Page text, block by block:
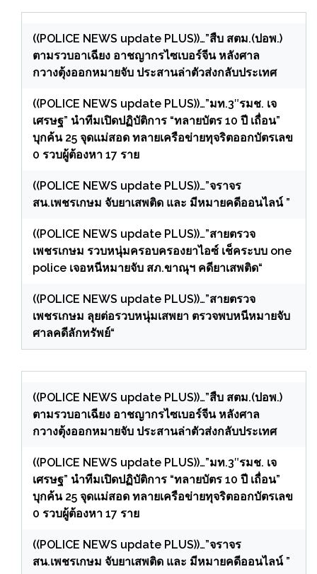
((POLICE NEWS update PLUS))…”สืบ สตม.(ปอพ.)
ตามรวบอาเฉียง อาชญากรไซเบอร์จีน หลังศาล
กวางตุ้งออกหมายจับ ประสานล่าตัวส่งกลับประเทศ
((POLICE NEWS update PLUS))…”มท.3″รมช. เจ
เศรษฐ” นำทีมเปิดปฏิบัติการ “ทลายบัตร 10 ปี เถื่อน”
บุกค้น 25 จุดแม่สอด ทลายเครือข่ายทุจริตออกบัตรเลข
0 รวบผู้ต้องหา 17 ราย
((POLICE NEWS update PLUS))…”จราจร
สน.เพชรเกษม จับยาเสพติด และ มีหมายคดีออนไลน์ ”
((POLICE NEWS update PLUS))…”สายตรวจ
เพชรเกษม รวบหนุ่มครอบครองยาไอซ์ เช็คระบบ one
police เจอหนีหมายจับ สภ.ขาณุฯ คดียาเสพติด“
((POLICE NEWS update PLUS))…”สายตรวจ
เพชรเกษม ลุยต่อรวบหนุ่มเสพยา ตรวจพบหนีหมายจับ
ศาลคดีลักทรัพย์“
((POLICE NEWS update PLUS))…”สืบ สตม.(ปอพ.)
ตามรวบอาเฉียง อาชญากรไซเบอร์จีน หลังศาล
กวางตุ้งออกหมายจับ ประสานล่าตัวส่งกลับประเทศ
((POLICE NEWS update PLUS))…”มท.3″รมช. เจ
เศรษฐ” นำทีมเปิดปฏิบัติการ “ทลายบัตร 10 ปี เถื่อน”
บุกค้น 25 จุดแม่สอด ทลายเครือข่ายทุจริตออกบัตรเลข
0 รวบผู้ต้องหา 17 ราย
((POLICE NEWS update PLUS))…”จราจร
สน.เพชรเกษม จับยาเสพติด และ มีหมายคดีออนไลน์ ”